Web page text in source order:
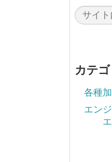
カテ
各種
エン